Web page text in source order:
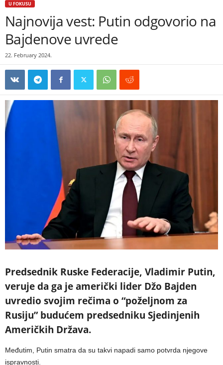
U FOKUSU
Najnovija vest: Putin odgovorio na
Bajdenove uvrede
22. February 2024.
Predsednik Ruske Federacije, Vladimir Putin,
veruje da ga je američki lider Džo Bajden
uvredio svojim rečima o “poželjnom za
Rusiju” budućem predsedniku Sjedinjenih
Američkih Država.
Međutim, Putin smatra da su takvi napadi samo potvrda njegove
ispravnosti.